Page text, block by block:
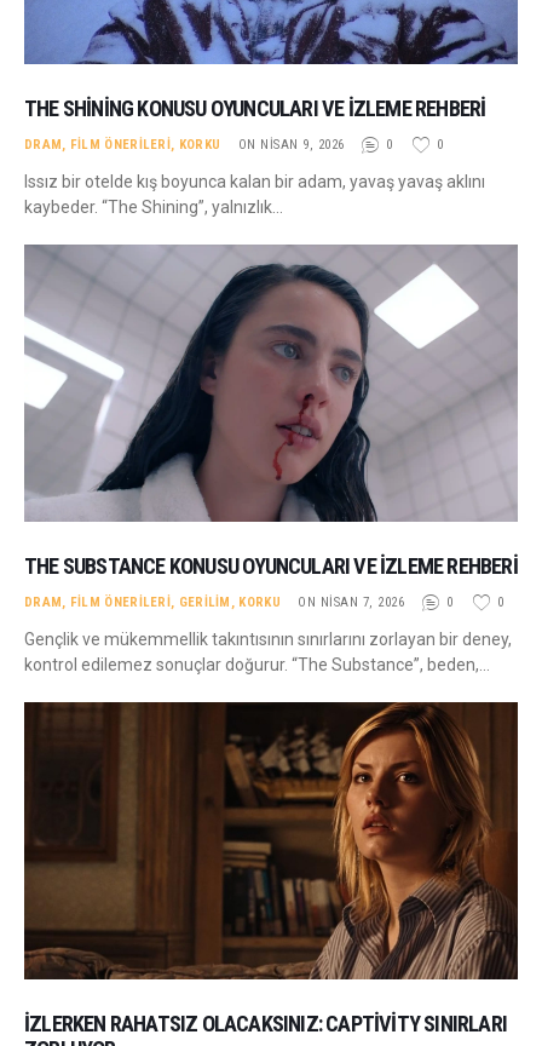
THE SHINING KONUSU OYUNCULARI VE İZLEME REHBERI
DRAM, FILM ÖNERILERI, KORKU ON NISAN 9, 2026 0 0
Issız bir otelde kış boyunca kalan bir adam, yavaş yavaş aklını
kaybeder. “The Shining”, yalnızlık…
THE SUBSTANCE KONUSU OYUNCULARI VE İZLEME REHBERI
DRAM, FILM ÖNERILERI, GERILIM , KORKU ON NISAN 7, 2026 0 0
Gençlik ve mükemmellik takıntısının sınırlarını zorlayan bir deney,
kontrol edilemez sonuçlar doğurur. “The Substance”, beden,…
İZLERKEN RAHATSIZ OLACAKSINIZ: CAPTIVITY SINIRLARI